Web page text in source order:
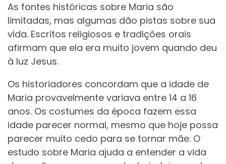
As fontes históricas sobre Maria são
limitadas, mas algumas dão pistas sobre sua
vida. Escritos religiosos e tradições orais
afirmam que ela era muito jovem quando deu
à luz Jesus.
Os historiadores concordam que a idade de
Maria provavelmente variava entre 14 a 16
anos. Os costumes da época fazem essa
idade parecer normal, mesmo que hoje possa
parecer muito cedo para se tornar mãe. O
estudo sobre Maria ajuda a entender a vida